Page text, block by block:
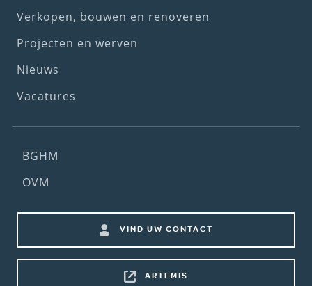
menu)
Verkopen, bouwen en renoveren
Projecten en werven
Nieuws
Vacatures
Footer
(2nd
BGHM
OVM
shortcuts
VIND UW CONTACT
ARTEMIS